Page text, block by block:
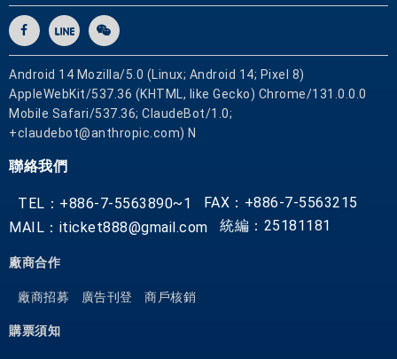
Android 14 Mozilla/5.0 (Linux; Android 14; Pixel 8)
AppleWebKit/537.36 (KHTML, like Gecko) Chrome/131.0.0.0
Mobile Safari/537.36; ClaudeBot/1.0;
+claudebot@anthropic.com) N
聯絡我們
TEL：+886-7-5563890~1
FAX：+886-7-5563215
MAIL：iticket888@gmail.com
統編：25181181
廠商合作
廠商招募 廣告刊登 商戶核銷
購票須知